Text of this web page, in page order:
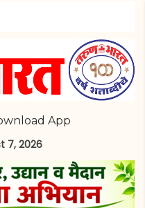
App
7, 2026